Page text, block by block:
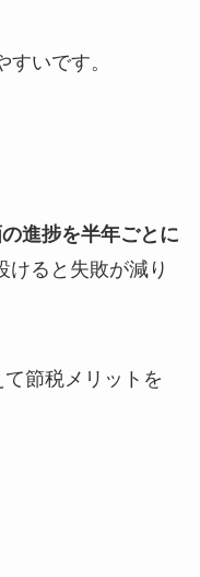
いです。
の進捗を半年ごとに
けると失敗が減り
節税メリットを